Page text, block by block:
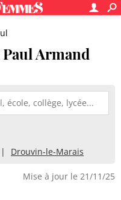
Armand
Drouvin-le-Marais
Mise à jour le 21/11/25